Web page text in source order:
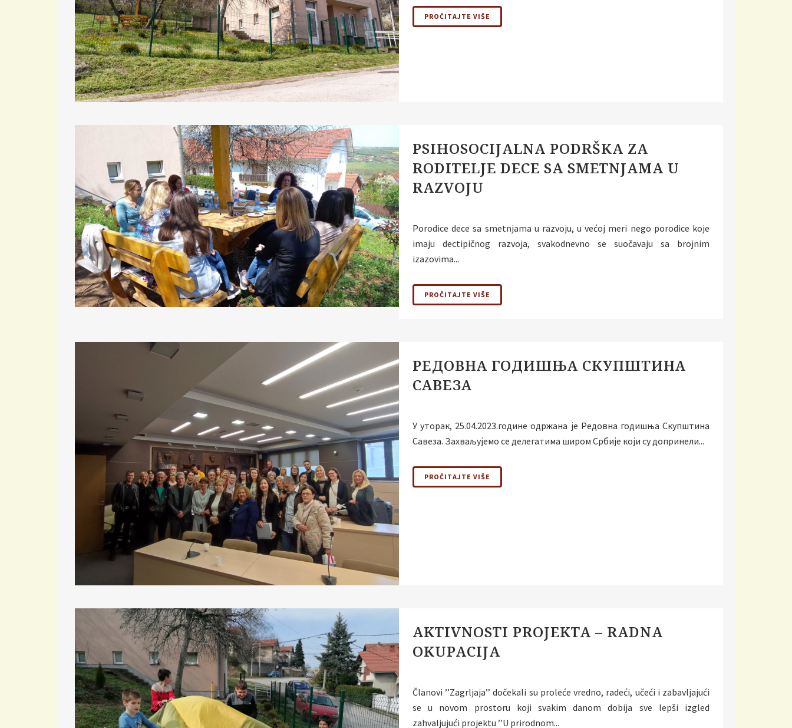
PROČITAJTE VIŠE
PSIHOSOCIJALNA PODRŠKA ZA
RODITELJE DECE SA SMETNJAMA U
RAZVOJU
Porodice dece sa smetnjama u razvoju, u većoj meri nego porodice koje
imaju dectipičnog razvoja, svakodnevno se suočavaju sa brojnim
izazovima...
PROČITAJTE VIŠE
РЕДОВНА ГОДИШЊА СКУПШТИНА
САВЕЗА
У уторак, 25.04.2023.године одржана је Редовна годишња Скупштина
Савеза. Захваљујемо се делегатима широм Србије који су допринели...
PROČITAJTE VIŠE
AKTIVNOSTI PROJEKTA – RADNA
OKUPACIJA
Članovi ’’Zagrljaja’’ dočekali su proleće vredno, radeći, učeći i zabavljajući
se u novom prostoru koji svakim danom dobija sve lepši izgled
zahvaljujući projektu ’’U prirodnom...